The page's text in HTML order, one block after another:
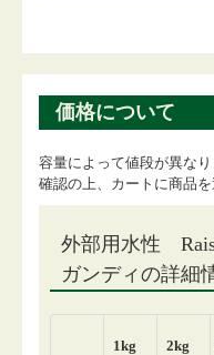
価格について
容量によって値段が異な
確認の上、カートに商品を